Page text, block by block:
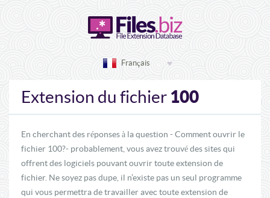
Français
Extension du fichier 100
En cherchant des réponses à la question - Comment ouvrir le
fichier 100?- probablement, vous avez trouvé des sites qui
offrent des logiciels pouvant ouvrir toute extension de
fichier. Ne soyez pas dupe, il n’existe pas un seul programme
qui vous permettra de travailler avec toute extension de